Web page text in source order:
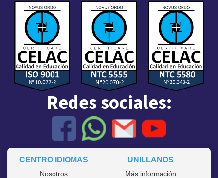
Redes sociales:
CENTRO IDIOMAS UNILLANOS
Nosotros Más información